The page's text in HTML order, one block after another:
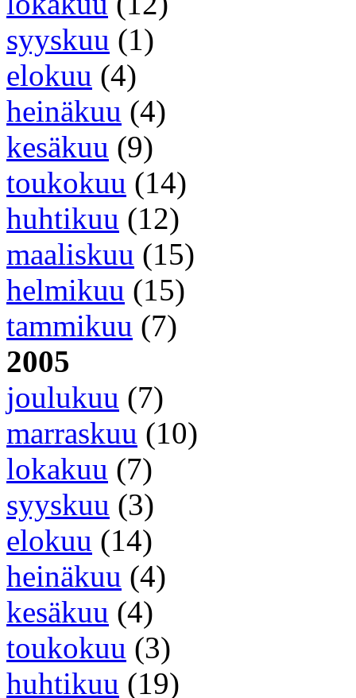
syyskuu (1)
elokuu (4)
heinäkuu (4)
kesäkuu (9)
toukokuu (14)
huhtikuu (12)
maaliskuu (15)
helmikuu (15)
tammikuu (7)
2005
joulukuu (7)
marraskuu (10)
lokakuu (7)
syyskuu (3)
elokuu (14)
heinäkuu (4)
kesäkuu (4)
toukokuu (3)
huhtikuu (19)